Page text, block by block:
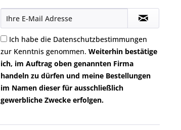
Ich habe die Datenschutzbestimmungen
zur Kenntnis genommen. Weiterhin bestätige
ich, im Auftrag oben genannten Firma
handeln zu dürfen und meine Bestellungen
im Namen dieser für ausschließlich
gewerbliche Zwecke erfolgen.